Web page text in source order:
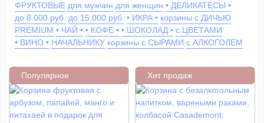
ФРУКТОВЫЕ для мужчин для женщин • ДЕЛИКАТЕСЫ •
до 8.000 руб. до 15.000 руб. • ИКРА • корзины с ДИЧЬЮ
PREMIUM • ЧАЙ • • КОФЕ • • ШОКОЛАД • с ЦВЕТАМИ
• ВИНО • НАЧАЛЬНИКУ корзины с СЫРАМИ с АЛКОГОЛЕМ
Популярное Хит продаж